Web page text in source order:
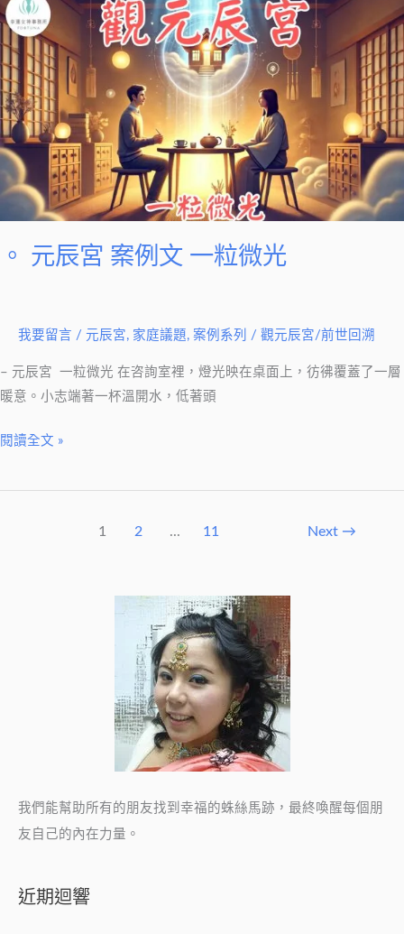
。 元辰宮 案例文 一粒微光
我要留言 / 元辰宮, 家庭議題, 案例系列 / 觀元辰宮/前世回溯
– 元辰宮 一粒微光 在咨詢室裡，燈光映在桌面上，彷彿覆蓋了一層
暖意。小志端著一杯溫開水，低著頭
元
辰
宮
案
例
文
一
粒
微
閱讀全文 »
1 2 ... 11 Next →
我們能幫助所有的朋友找到幸福的蛛絲馬跡，最終喚醒每個朋
友自己的內在力量。
近期迴響